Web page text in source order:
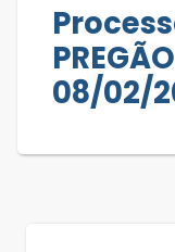
08/02/